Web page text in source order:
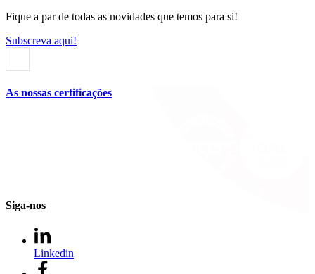
Fique a par de todas as novidades que temos para si!
Subscreva aqui!
As nossas certificações
Siga-nos
Linkedin